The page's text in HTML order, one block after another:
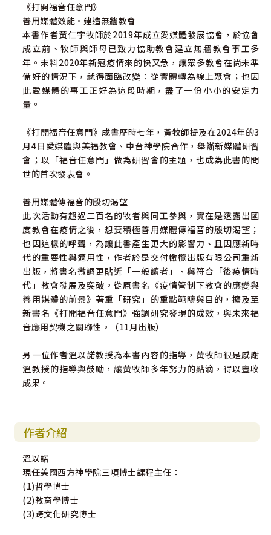
《打開福音任意門》
善用媒體效能•建造無牆教會
本書作者黃仁宇牧師於2019年成立愛媒體發展協會，於協會
成立前、牧師與師母已致力協助教會建立無牆教會事工多
年。未料2020年新冠疫情來的快又急，讓眾多教會在尚未準
備好的情況下，就得面臨改變：從實體轉為線上聚會；也因
此愛媒體的事工正好為這段時期，盡了一份小小的安定力
量。
《打開福音任意門》成書歷時七年，黃牧師提及在2024年的3
月4日愛媒體與美福教會、中台神學院合作，舉辦新媒體研習
會；以「福音任意門」做為研習會的主題，也成為此書的問
世的首次發表會。
善用媒體傳福音的殷切渴望
此次活動有超過二百名的牧者與同工參與，實在是透露出國
度教會在疫情之後，想要積極善用媒體傳福音的殷切渴望；
也因這樣的呼聲，為讓此書產生更大的影響力、且因應新時
代的重要性與適用性，作者於是交付橄欖出版有限公司重新
出版，將書名微調更貼近「一般讀者」、與符合「後疫情時
代」教會發展及突破。從原書名《疫情管制下教會的應變與
善用媒體的前景》著重「研究」的重點範疇與目的，擴及至
新書名《打開福音任意門》強調研究發現的成效，與未來福
音應用契機之關聯性。（11月出版）
另一位作者溫以諾教授為本書內容的指導，黃牧師很是感謝
溫教授的指導與鼓勵，讓黃牧師多年努力的點滴，得以豐收
成果。
作者介紹
溫以諾
現任美國西方神學院三項博士課程主任：
(1)哲學博士
(2)教育學博士
(3)跨文化研究博士